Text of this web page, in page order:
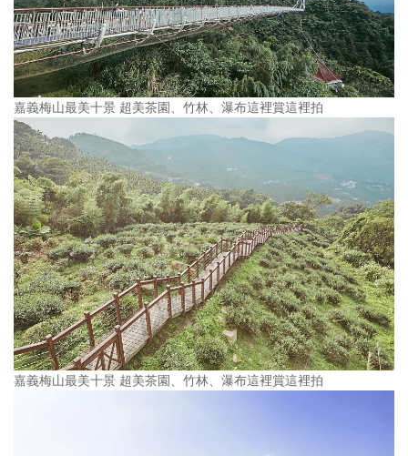
嘉義梅山最美十景 超美茶園、竹林、瀑布這裡賞這裡拍
嘉義梅山最美十景 超美茶園、竹林、瀑布這裡賞這裡拍